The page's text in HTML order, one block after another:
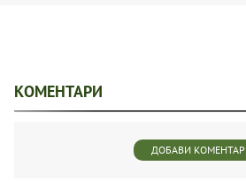
КОМЕНТАРИ
ДОБАВИ КОМЕНТАР